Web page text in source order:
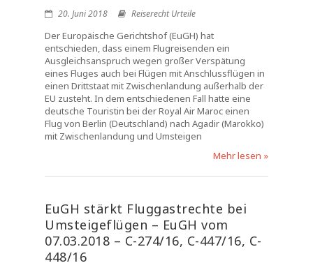
20. Juni 2018 Reiserecht Urteile
Der Europäische Gerichtshof (EuGH) hat
entschieden, dass einem Flugreisenden ein
Ausgleichsanspruch wegen großer Verspätung
eines Fluges auch bei Flügen mit Anschlussflügen in
einen Drittstaat mit Zwischenlandung außerhalb der
EU zusteht. In dem entschiedenen Fall hatte eine
deutsche Touristin bei der Royal Air Maroc einen
Flug von Berlin (Deutschland) nach Agadir (Marokko)
mit Zwischenlandung und Umsteigen
Mehr lesen »
EuGH stärkt Fluggastrechte bei
Umsteigeflügen – EuGH vom
07.03.2018 – C-274/16, C-447/16, C-
448/16